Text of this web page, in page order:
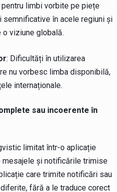
limbi vorbite pe piețe
în acele regiuni și
o viziune globală.
: Dificultăți în utilizarea
nu vorbesc limba disponibilă,
internaționale.
sau incoerente în
limitat într-o aplicație
și notificările trimise
care trimite notificări sau
fără a le traduce corect